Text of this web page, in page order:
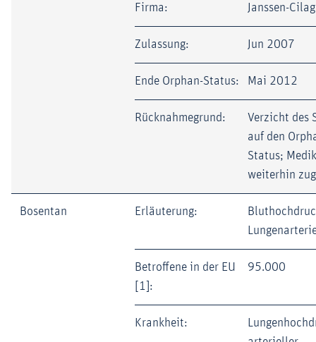
Firma: Janssen-Cilag
Zulassung: Jun 2007
Ende Orphan-Status: Mai 2012
Rücknahmegrund:
Verzicht des
auf den
Status;
weiterhin
Bosentan Erläuterung:
Betroffene in der EU
[1]:
95.000
Krankheit: